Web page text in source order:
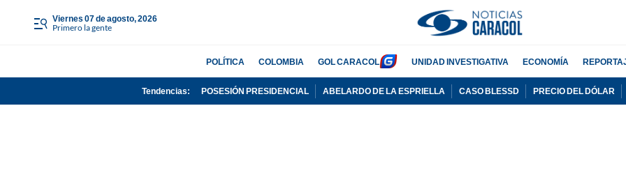
viernes 07 de agosto, 2026
Primero la gente
POLÍTICA COLOMBIA GOL CARACOL UNIDAD INVESTIGATIVA ECONOMÍA
Tendencias: POSESIÓN PRESIDENCIAL ABELARDO DE LA ESPRIELLA CASO BLESSD PRECIO DEL DÓLAR